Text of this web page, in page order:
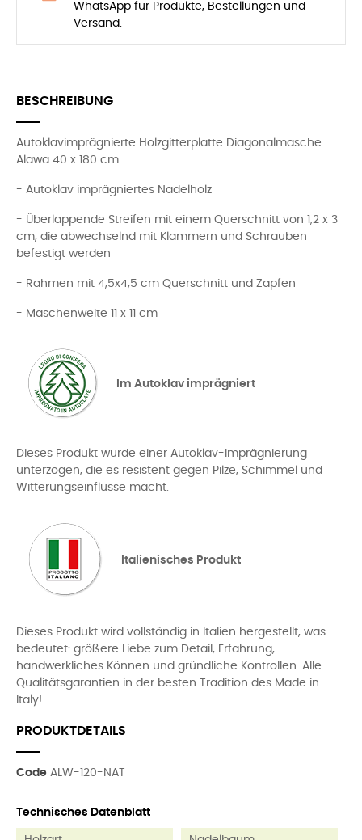
WhatsApp für Produkte, Bestellungen und
Versand.
BESCHREIBUNG
Autoklavimprägnierte Holzgitterplatte Diagonalmasche
Alawa 40 x 180 cm
- Autoklav imprägniertes Nadelholz
- Überlappende Streifen mit einem Querschnitt von 1,2 x 3
cm, die abwechselnd mit Klammern und Schrauben
befestigt werden
- Rahmen mit 4,5x4,5 cm Querschnitt und Zapfen
- Maschenweite 11 x 11 cm
Im Autoklav imprägniert
Dieses Produkt wurde einer Autoklav-Imprägnierung
unterzogen, die es resistent gegen Pilze, Schimmel und
Witterungseinflüsse macht.
Italienisches Produkt
Dieses Produkt wird vollständig in Italien hergestellt, was
bedeutet: größere Liebe zum Detail, Erfahrung,
handwerkliches Können und gründliche Kontrollen. Alle
Qualitätsgarantien in der besten Tradition des Made in
Italy!
PRODUKTDETAILS
Code ALW-120-NAT
Technisches Datenblatt